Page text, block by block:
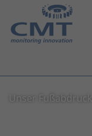
Unser Fußabdruck